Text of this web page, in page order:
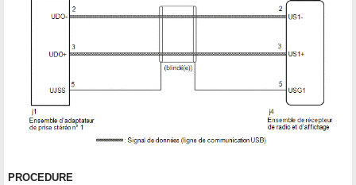
PROCEDURE